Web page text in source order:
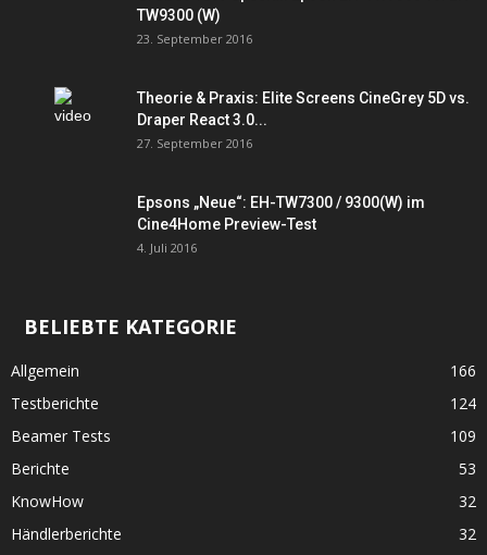
TW9300 (W)
23. September 2016
Theorie & Praxis: Elite Screens CineGrey 5D vs.
Draper React 3.0...
27. September 2016
Epsons „Neue“: EH-TW7300 / 9300(W) im
Cine4Home Preview-Test
4. Juli 2016
BELIEBTE KATEGORIE
Allgemein
166
Testberichte
124
Beamer Tests
109
Berichte
53
KnowHow
32
Händlerberichte
32